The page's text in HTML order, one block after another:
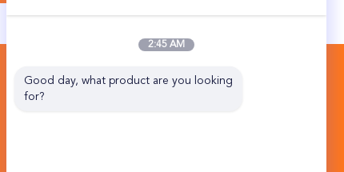
KONTAKT
2:45 AM
Good day, what product are you looking
for?